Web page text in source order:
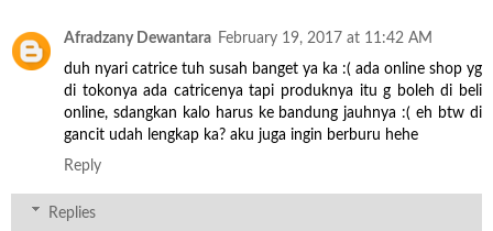
Afradzany Dewantara February 19, 2017 at 11:42 AM
duh nyari catrice tuh susah banget ya ka :( ada online shop yg
di tokonya ada catricenya tapi produknya itu g boleh di beli
online, sdangkan kalo harus ke bandung jauhnya :( eh btw di
gancit udah lengkap ka? aku juga ingin berburu hehe
Reply
Replies